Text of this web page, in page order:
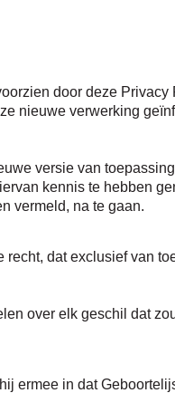
door deze Privacy
nieuwe verwerking
versie van
kennis te hebben
vermeld, na te gaan.
dat exclusief van
over elk geschil dat
ermee in dat